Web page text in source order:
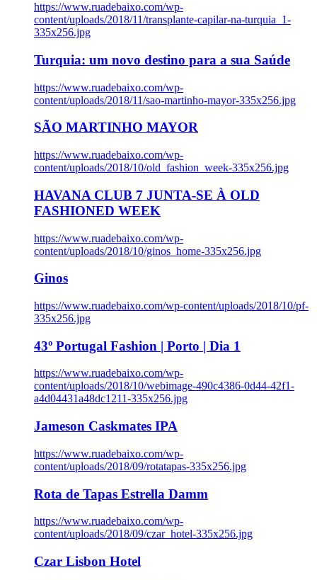
https://www.ruadebaixo.com/wp-
content/uploads/2018/11/transplante-capilar-na-turquia_1-
335x256.jpg
Turquia: um novo destino para a sua Saúde
https://www.ruadebaixo.com/wp-
content/uploads/2018/11/sao-martinho-mayor-335x256.jpg
SÃO MARTINHO MAYOR
https://www.ruadebaixo.com/wp-
content/uploads/2018/10/old_fashion_week-335x256.jpg
HAVANA CLUB 7 JUNTA-SE À OLD
FASHIONED WEEK
https://www.ruadebaixo.com/wp-
content/uploads/2018/10/ginos_home-335x256.jpg
Ginos
https://www.ruadebaixo.com/wp-content/uploads/2018/10/pf-
335x256.jpg
43º Portugal Fashion | Porto | Dia 1
https://www.ruadebaixo.com/wp-
content/uploads/2018/10/webimage-490c4386-0d44-42f1-
a4d04431a48dc1211-335x256.jpg
Jameson Caskmates IPA
https://www.ruadebaixo.com/wp-
content/uploads/2018/09/rotatapas-335x256.jpg
Rota de Tapas Estrella Damm
https://www.ruadebaixo.com/wp-
content/uploads/2018/09/czar_hotel-335x256.jpg
Czar Lisbon Hotel